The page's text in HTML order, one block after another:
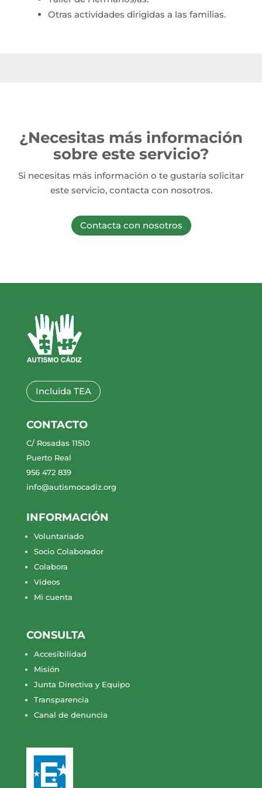
Otras actividades dirigidas a las familias.
¿Necesitas más información
sobre este servicio?
Si necesitas más información o te gustaría solicitar
este servicio, contacta con nosotros.
Contacta con nosotros
Incluida TEA
CONTACTO
C/ Rosadas 11510
Puerto Real
956 472 839
info@autismocadiz.org
INFORMACIÓN
Voluntariado
Socio Colaborador
Colabora
Vídeos
Mi cuenta
CONSULTA
Accesibilidad
Misión
Junta Directiva y Equipo
Transparencia
Canal de denuncia